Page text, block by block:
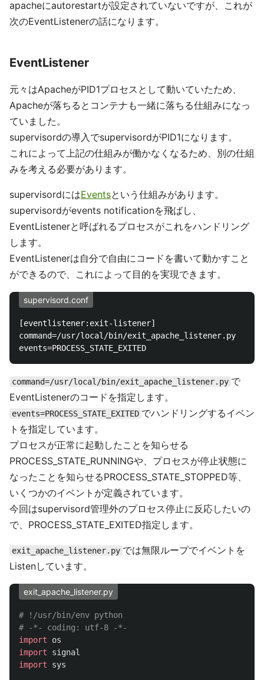
apacheにautorestartが設定されていないですが、これが
次のEventListenerの話になります。
EventListener
元々はApacheがPID1プロセスとして動いていたため、
Apacheが落ちるとコンテナも一緒に落ちる仕組みになっ
ていました。
supervisordの導入でsupervisordがPID1になります。
これによって上記の仕組みが働かなくなるため、別の仕組
みを考える必要があります。
supervisordにはEventsという仕組みがあります。
supervisordがevents notificationを飛ばし、
EventListenerと呼ばれるプロセスがこれをハンドリング
します。
EventListenerは自分で自由にコードを書いて動かすこと
ができるので、これによって目的を実現できます。
supervisord.conf
[eventlistener:exit-listener]
command=/usr/local/bin/exit_apache_listener.py
command=/usr/local/bin/exit_apache_listener.py で
EventListenerのコードを指定します。
events=PROCESS_STATE_EXITED でハンドリングするイベン
トを指定しています。
プロセスが正常に起動したことを知らせる
PROCESS_STATE_RUNNINGや、プロセスが停止状態に
なったことを知らせるPROCESS_STATE_STOPPED等、
いくつかのイベントが定義されています。
今回はsupervisord管理外のプロセス停止に反応したいの
で、PROCESS_STATE_EXITED指定します。
exit_apache_listener.py では無限ループでイベントを
Listenしています。
exit_apache_listener.py
# !/usr/bin/env python
import
os
import
signal
import
sys